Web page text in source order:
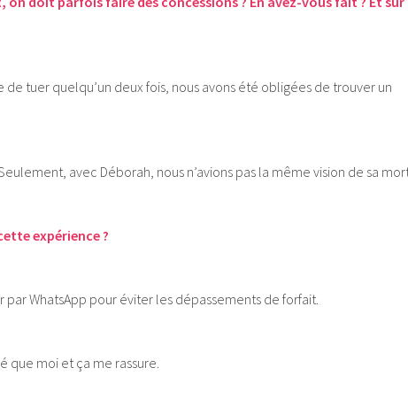
de tuer quelqu’un deux fois, nous avons été obligées de trouver un
avec Déborah, nous n’avions pas la même vision de sa
expérience ?
par WhatsApp pour éviter les dépassements de forfait.
que moi et ça me rassure.